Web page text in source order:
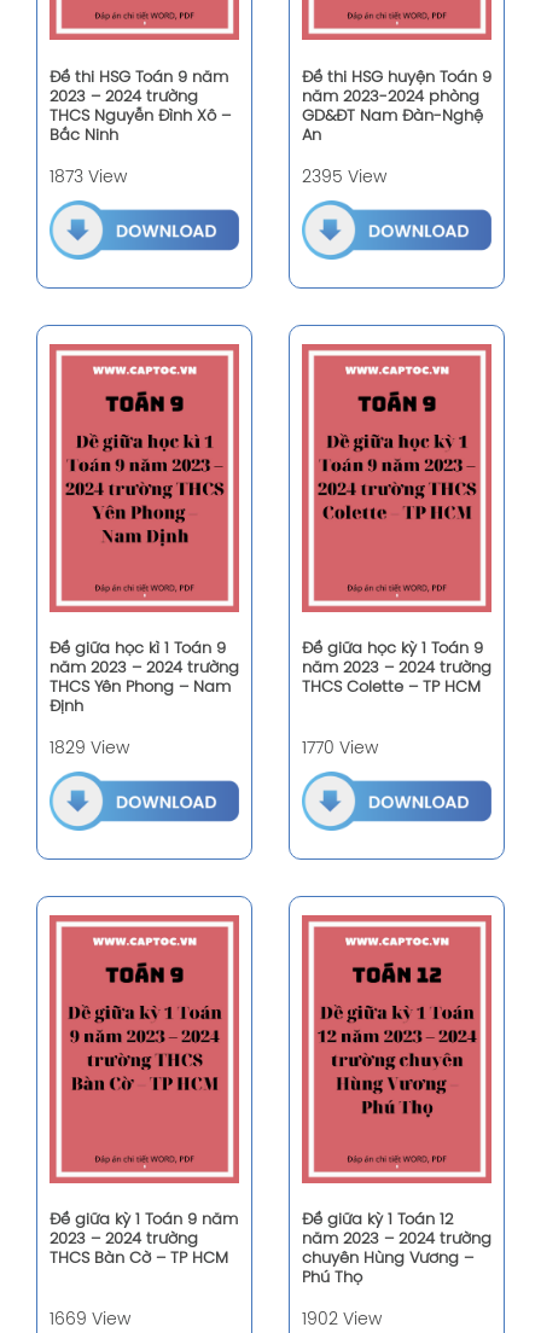
Đề thi HSG Toán 9 năm
2023 – 2024 trường
THCS Nguyễn Đình Xô –
Bắc Ninh
1873 View
Đề thi HSG huyện Toán 9
năm 2023-2024 phòng
GD&ĐT Nam Đàn-Nghệ
An
2395 View
Đề giữa học kì 1 Toán 9
năm 2023 – 2024 trường
THCS Yên Phong – Nam
Định
1829 View
Đề giữa học kỳ 1 Toán 9
năm 2023 – 2024 trường
THCS Colette – TP HCM
1770 View
Đề giữa kỳ 1 Toán 9 năm
2023 – 2024 trường
THCS Bàn Cờ – TP HCM
1669 View
Đề giữa kỳ 1 Toán 12
năm 2023 – 2024 trường
chuyên Hùng Vương –
Phú Thọ
1902 View